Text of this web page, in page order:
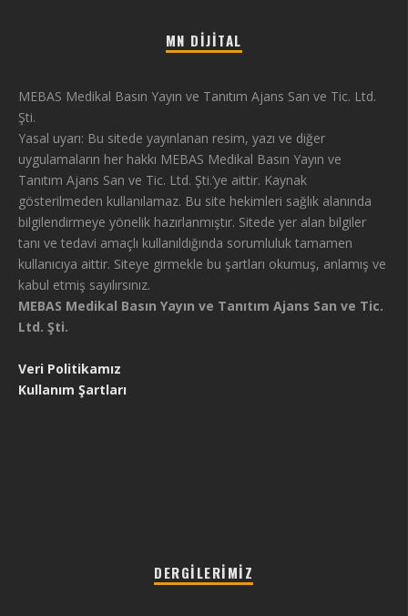
MN DIJITAL
MEBAS Medikal Basın Yayın ve Tanıtım Ajans San ve Tic. Ltd.
Şti.
Yasal uyarı: Bu sitede yayınlanan resim, yazı ve diğer
uygulamaların her hakkı MEBAS Medikal Basın Yayın ve
Tanıtım Ajans San ve Tic. Ltd. Şti.’ye aittir. Kaynak
gösterilmeden kullanılamaz. Bu site hekimleri sağlık alanında
bilgilendirmeye yönelik hazırlanmıştır. Sitede yer alan bilgiler
tanı ve tedavi amaçlı kullanıldığında sorumluluk tamamen
kullanıcıya aittir. Siteye girmekle bu şartları okumuş, anlamış ve
kabul etmiş sayılırsınız.
MEBAS Medikal Basın Yayın ve Tanıtım Ajans San ve Tic.
Ltd. Şti.
Veri Politikamız
Kullanım Şartları
DERGILERIMIZ